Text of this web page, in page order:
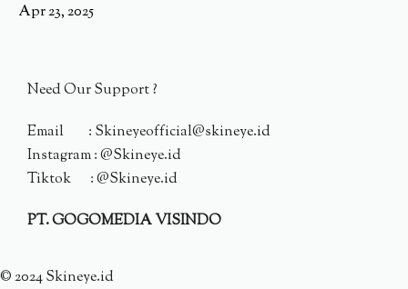
Apr 23, 2025
Need Our Support ?
Email : Skineyeofficial@skineye.id
Instagram : @Skineye.id
Tiktok : @Skineye.id
PT. GOGOMEDIA VISINDO
© 2024 Skineye.id